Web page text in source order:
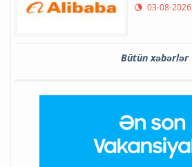
03-08-2026
Bütün xəbərlər